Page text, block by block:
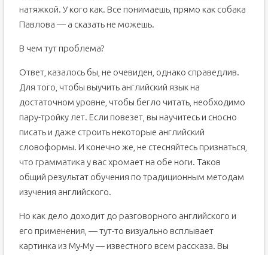
натяжкой. У кого как. Все понимаешь, прямо как собака
Павлова — а сказать не можешь.
В чем тут проблема?
Ответ, казалось бы, не очевиден, однако справедлив.
Для того, чтобы выучить английский язык на
достаточном уровне, чтобы бегло читать, необходимо
пару-тройку лет. Если повезет, вы научитесь и сносно
писать и даже строить некоторые английский
словоформы. И конечно же, не стесняйтесь признаться,
что грамматика у вас хромает на обе ноги. Таков
общий результат обучения по традиционным методам
изучения английского.
Но как дело доходит до разговорного английского и
его применения, — тут-то визуально всплывает
картинка из Му-Му — известного всем рассказа. Вы